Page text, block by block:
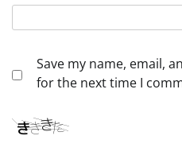
Save my name, email,
for the next time I